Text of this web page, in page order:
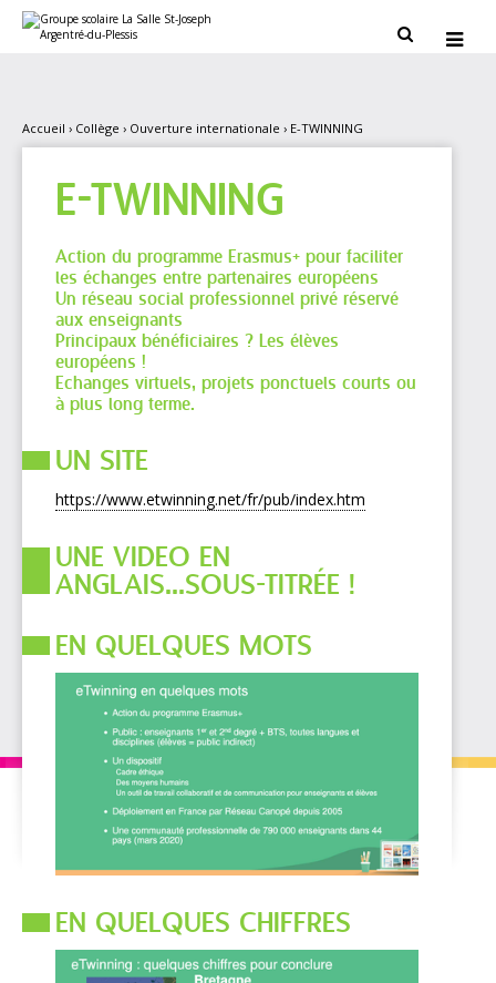
contenu.
personnels
 
Accueil › Collège › Ouverture internationale › E-TWINNING
E-TWINNING
Action du programme Erasmus+ pour faciliter
les échanges entre partenaires européens
Un réseau social professionnel privé réservé
aux enseignants
Principaux bénéficiaires ? Les élèves
européens !
Echanges virtuels, projets ponctuels courts ou
à plus long terme.
UN SITE
https://www.etwinning.net/fr/pub/index.htm
UNE VIDEO EN
ANGLAIS...SOUS-TITRÉE !
EN QUELQUES MOTS
EN QUELQUES CHIFFRES